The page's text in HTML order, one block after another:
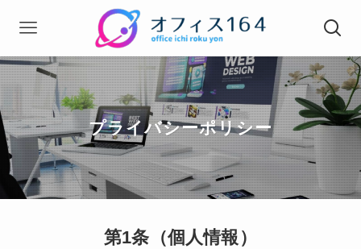
プライバシーポリシー
第1条（個人情報）